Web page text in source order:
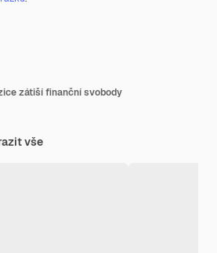
zátiší finanční svobody
vše